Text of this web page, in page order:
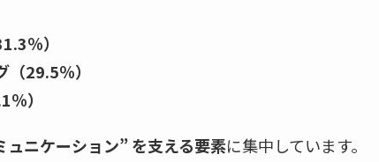
％）
29.5％）
）
ュニケーション” を支える要素に集中しています。